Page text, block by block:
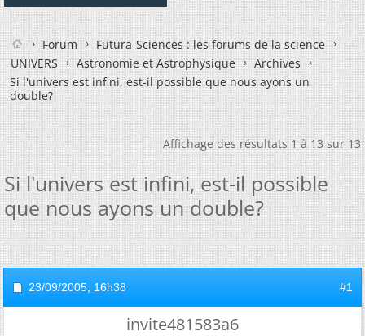
Forum
Futura-Sciences : les forums de la science
UNIVERS
Astronomie et Astrophysique
Archives
Si l'univers est infini, est-il possible que nous ayons un
double?
Affichage des résultats 1 à 13 sur 13
Si l'univers est infini, est-il possible
que nous ayons un double?
23/09/2005, 16h38 #1
invite481583a6